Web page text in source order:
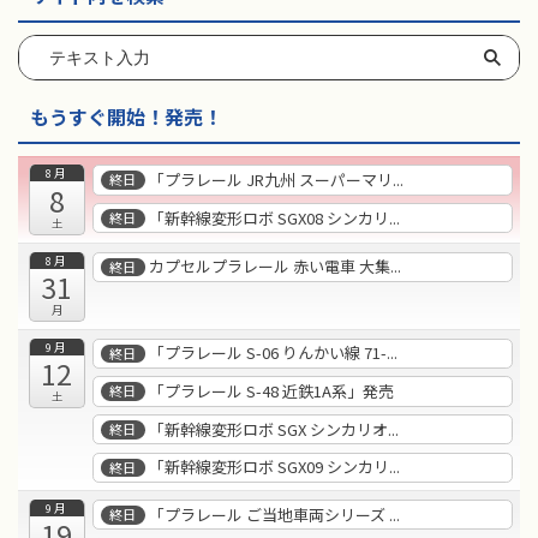
もうすぐ開始！発売！
8月
8
土
終日 「プラレール JR九州 スーパーマリ...
終日 「新幹線変形ロボ SGX08 シンカリ...
8月
31
月
終日 カプセルプラレール 赤い電車 大集...
9月
12
土
終日 「プラレール S-06 りんかい線 71-...
終日 「プラレール S-48 近鉄1A系」発売
終日 「新幹線変形ロボ SGX シンカリオ...
終日 「新幹線変形ロボ SGX09 シンカリ...
9月 終日 「プラレール ご当地車両シリーズ ...